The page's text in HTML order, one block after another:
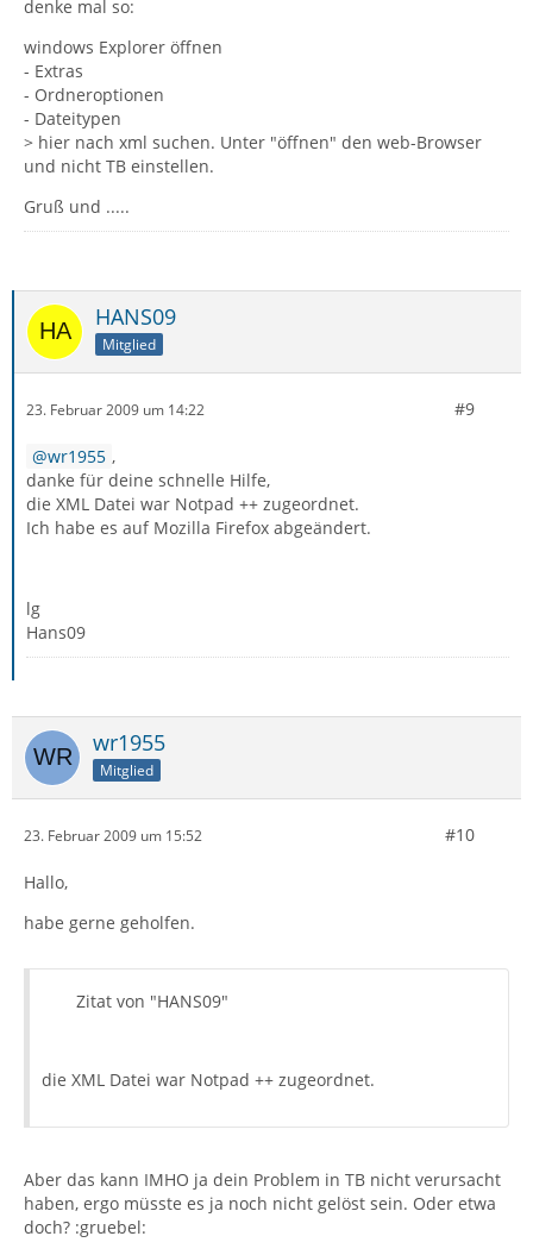
denke mal so:
windows Explorer öffnen
- Extras
- Ordneroptionen
- Dateitypen
> hier nach xml suchen. Unter "öffnen" den web-Browser
und nicht TB einstellen.
Gruß und .....
HANS09
Mitglied
23. Februar 2009 um 14:22 #9
wr1955 ,
danke für deine schnelle Hilfe,
die XML Datei war Notpad ++ zugeordnet.
Ich habe es auf Mozilla Firefox abgeändert.
lg
Hans09
wr1955
Mitglied
23. Februar 2009 um 15:52 #10
Hallo,
habe gerne geholfen.
Zitat von "HANS09"
die XML Datei war Notpad ++ zugeordnet.
Aber das kann IMHO ja dein Problem in TB nicht verursacht
haben, ergo müsste es ja noch nicht gelöst sein. Oder etwa
doch? :gruebel: